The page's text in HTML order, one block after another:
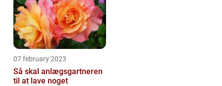
07 february 2023
Så skal anlægsgartneren
til at lave noget